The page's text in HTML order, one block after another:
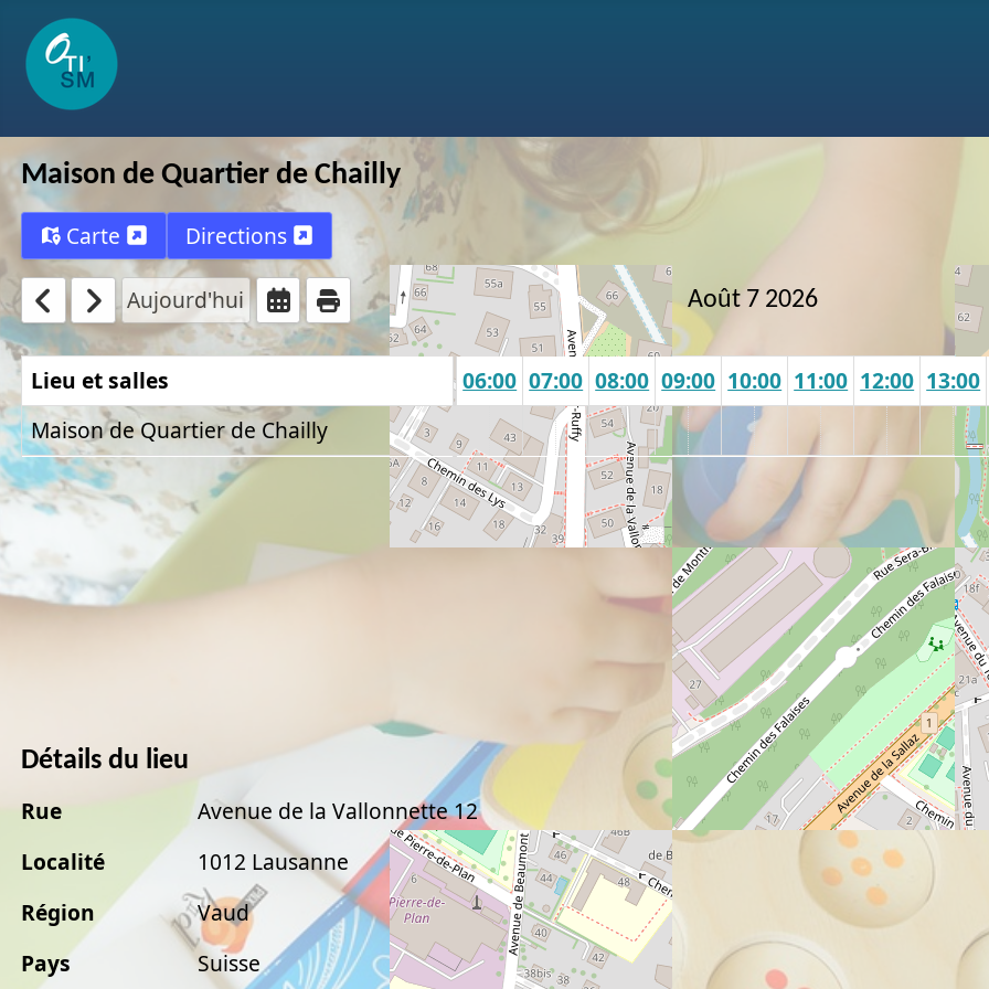
Maison de Quartier de Chailly
Carte Directions
Aujourd'hui Août 7 2026
Lieu et salles
00:00 01:00 06:00 07:00 08:00 09:00 10:00 11:00 12:00 13:00
Maison de Quartier de Chailly
Détails du lieu
Rue
Avenue de la Vallonnette 12
Localité
1012 Lausanne
Région
Vaud
Pays
Suisse